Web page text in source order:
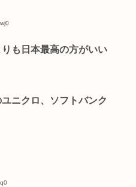
も日本最高の方がいい
ニクロ、ソフトバンク